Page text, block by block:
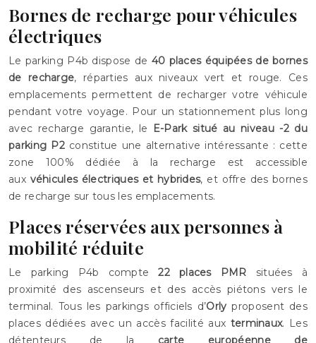
Bornes de recharge pour véhicules
électriques
Le parking P4b dispose de 40 places équipées de bornes
de recharge, réparties aux niveaux vert et rouge. Ces
emplacements permettent de recharger votre véhicule
pendant votre voyage. Pour un stationnement plus long
avec recharge garantie, le
E-Park situé au niveau -2 du
parking P2constitue une alternative intéressante : cette
zone 100% dédiée à la recharge est accessible
aux véhicules électriques et hybrides, et offre des bornes
de recharge sur tous les emplacements.
Places réservées aux personnes à
mobilité réduite
Le parking P4b compte22 places PMR situées à
proximité des ascenseurs et des accès piétons vers le
terminal. Tous les parkings officiels d’Orly proposent des
places dédiées avec un accès facilité aux terminaux. Les
détenteurs de la carte européenne de